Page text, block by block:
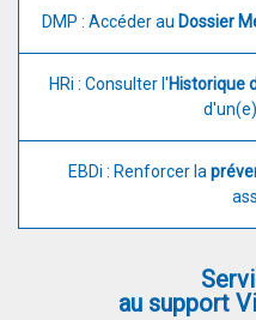
DMP : Accéder au Dossier
HRi : Consulter l'Historique
EBDi : Renforcer la
au support